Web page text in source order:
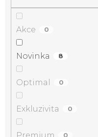
Akce 0
Novinka 8
Optimal 0
Exkluzivita 0
Premium 0